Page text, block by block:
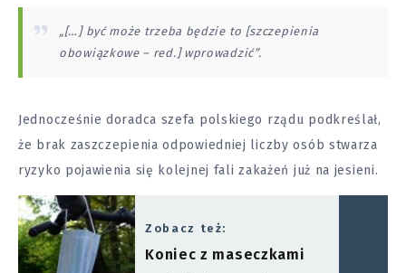
„[…] być może trzeba będzie to [szczepienia
obowiązkowe – red.] wprowadzić”.
Jednocześnie doradca szefa polskiego rządu podkreślał,
że brak zaszczepienia odpowiedniej liczby osób stwarza
ryzyko pojawienia się kolejnej fali zakażeń już na jesieni.
Zobacz też:
Koniec z maseczkami